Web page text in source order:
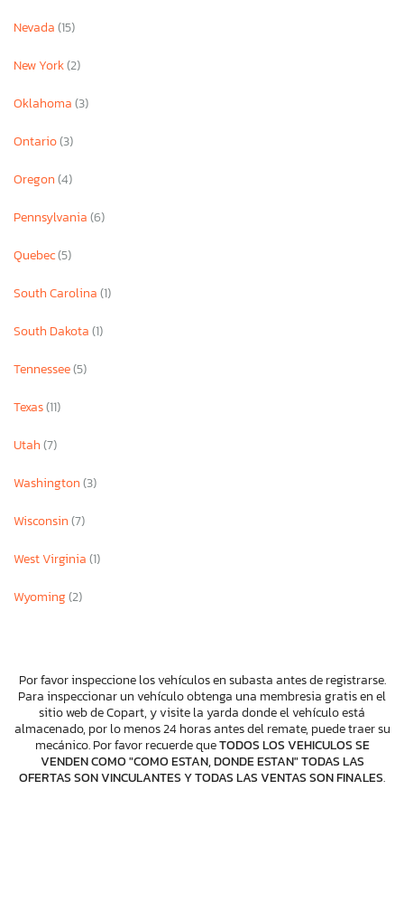
Nevada(15)
New York(2)
Oklahoma(3)
Ontario(3)
Oregon(4)
Pennsylvania(6)
Quebec(5)
South Carolina(1)
South Dakota(1)
Tennessee(5)
Texas(11)
Utah(7)
Washington(3)
Wisconsin(7)
West Virginia(1)
Wyoming(2)
Por favor inspeccione los vehículos en subasta antes de registrarse.
Para inspeccionar un vehículo obtenga una membresia gratis en el
sitio web de Copart, y visite la yarda donde el vehículo está
almacenado, por lo menos 24 horas antes del remate, puede traer su
mecánico. Por favor recuerde queTODOS LOS VEHICULOS SE
VENDEN COMO "COMO ESTAN, DONDE ESTAN" TODAS LAS
OFERTAS SON VINCULANTES Y TODAS LAS VENTAS SON FINALES.